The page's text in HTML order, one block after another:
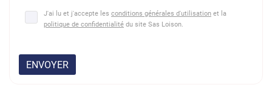
J'ai lu et j'accepte les conditions générales d'utilisation et la
politique de confidentialité du site Sas Loison.
ENVOYER